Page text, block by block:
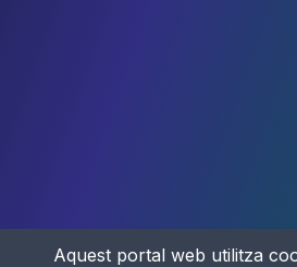
Aquest portal web utilitza